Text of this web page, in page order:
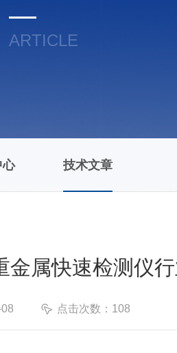
ARTICLE
心 技术文章
金属快速检测仪
点击次数：108